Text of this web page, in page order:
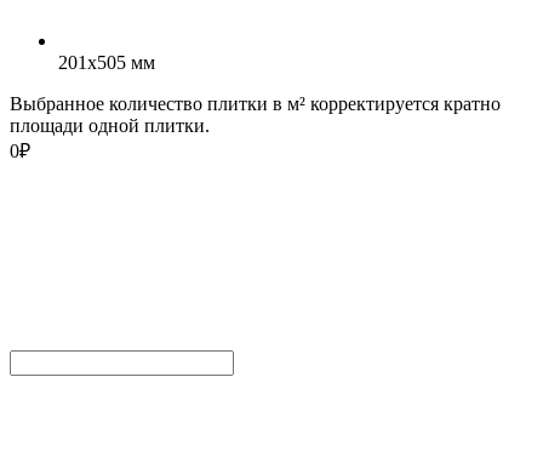
201x505 мм
Выбранное количество плитки в м² корректируется кратно
площади одной плитки.
0₽